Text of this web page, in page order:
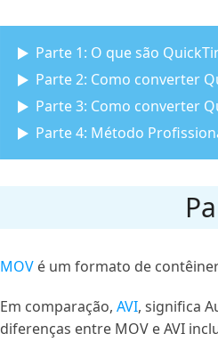
Parte 1: O que são
Parte 2: Como converter
Parte 3: Como converter
Parte 4: Método
MOV é um formato de
Em comparação, AVI, significa
diferenças entre MOV e AVI